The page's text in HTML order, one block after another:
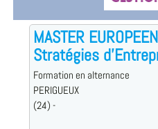
MASTER
Stratégies
Formation en alternance
PERIGUEUX
(24) -